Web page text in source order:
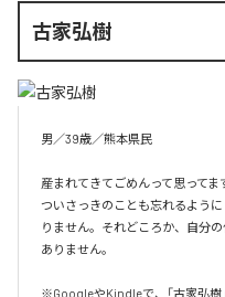
古家弘樹
男／39歳／熊本県民
産まれてきてごめんって思ってま
ついさっきのことも忘れるよう
りません。それどころか、自分
ありません。
※GoogleやKindleで、「古家弘樹